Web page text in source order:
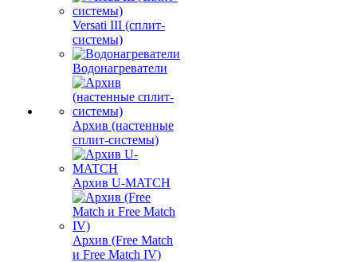
Versati III (сплит-
системы)
Водонагреватели
Архив (настенные
сплит-системы)
Архив U-MATCH
Архив (Free Match
и Free Match IV)